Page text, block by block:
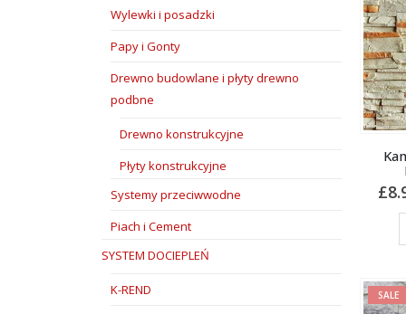
£
SALE
Wylewki i posadzki
Papy i Gonty
Drewno budowlane i płyty drewno
podbne
Drewno konstrukcyjne
Płyty konstrukcyjne
Systemy przeciwwodne
Piach i Cement
SYSTEM DOCIEPLEŃ
K-REND